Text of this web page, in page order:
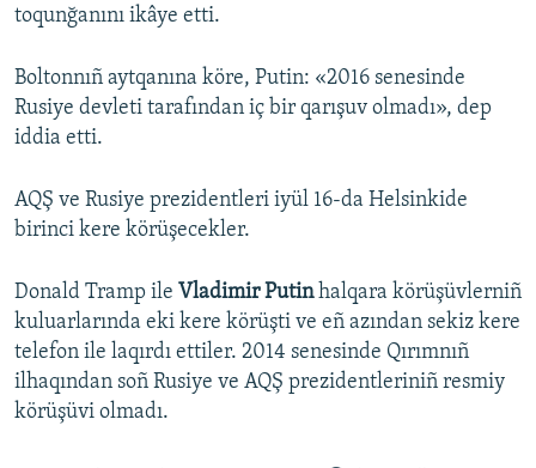
toqunğanını ikâye etti.
Boltonnıñ aytqanına köre, Putin: «2016 senesinde
Rusiye devleti tarafından iç bir qarışuv olmadı», dep
iddia etti.
AQŞ ve Rusiye prezidentleri iyül 16-da Helsinkide
birinci kere körüşecekler.
Donald Tramp ile Vladimir Putinhalqara körüşüvlerniñ
kuluarlarında eki kere körüşti ve eñ azından sekiz kere
telefon ile laqırdı ettiler. 2014 senesinde Qırımnıñ
ilhaqından soñ Rusiye ve AQŞ prezidentleriniñ resmiy
körüşüvi olmadı.